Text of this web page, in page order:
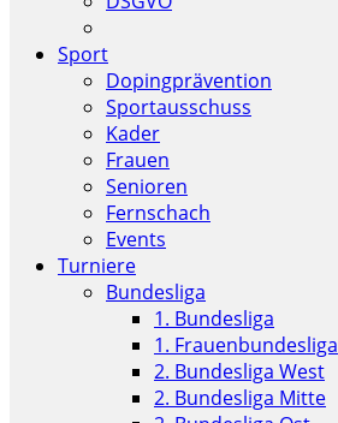
Sport
Dopingprävention
Sportausschuss
Kader
Frauen
Senioren
Fernschach
Events
Turniere
Bundesliga
1. Bundesliga
1. Frauenbundesliga
2. Bundesliga West
2. Bundesliga Mitte